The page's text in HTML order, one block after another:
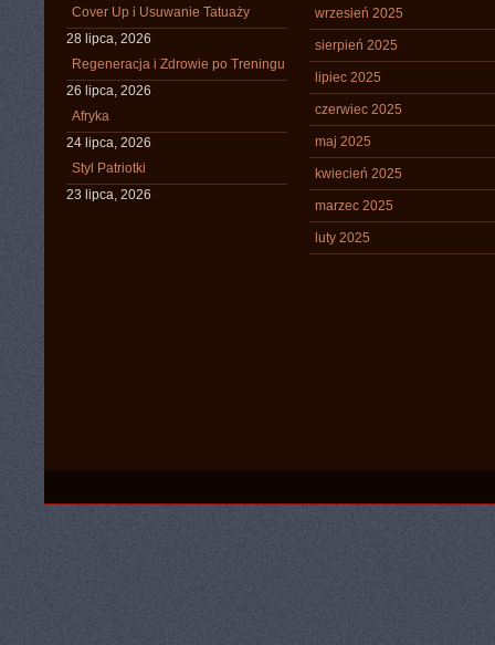
Cover Up i Usuwanie Tatuaży
28 lipca, 2026
Regeneracja i Zdrowie po Treningu
26 lipca, 2026
Afryka
24 lipca, 2026
Styl Patriotki
23 lipca, 2026
wrzesień 2025
sierpień 2025
lipiec 2025
czerwiec 2025
maj 2025
kwiecień 2025
marzec 2025
luty 2025